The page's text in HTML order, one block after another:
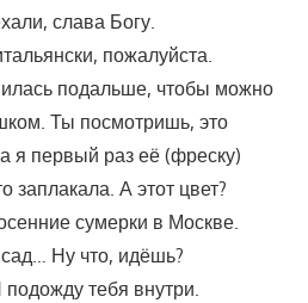
слава Богу.
пожалуйста.
подальше, чтобы можно
Ты посмотришь, это
я первый раз её (фреску)
заплакала. А этот цвет?
сумерки в Москве.
Ну что, идёшь?
тебя внутри.